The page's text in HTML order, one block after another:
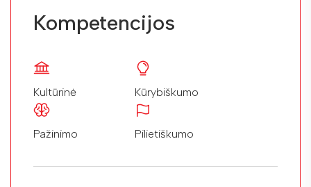
Kompetencijos
Kultūrinė Kūrybiškumo
Pažinimo Pilietiškumo